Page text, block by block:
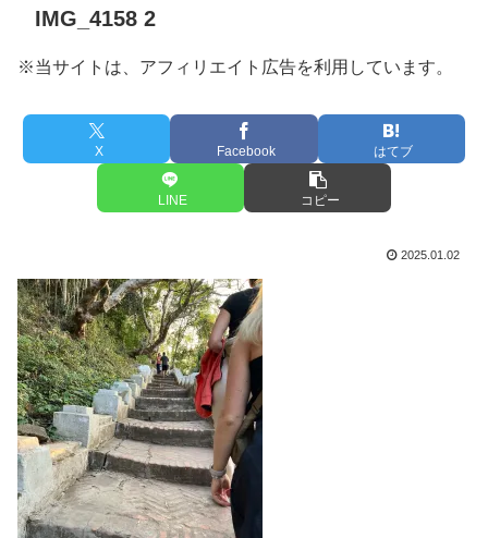
IMG_4158 2
※当サイトは、アフィリエイト広告を利用しています。
X Facebook はてブ
LINE コピー
2025.01.02